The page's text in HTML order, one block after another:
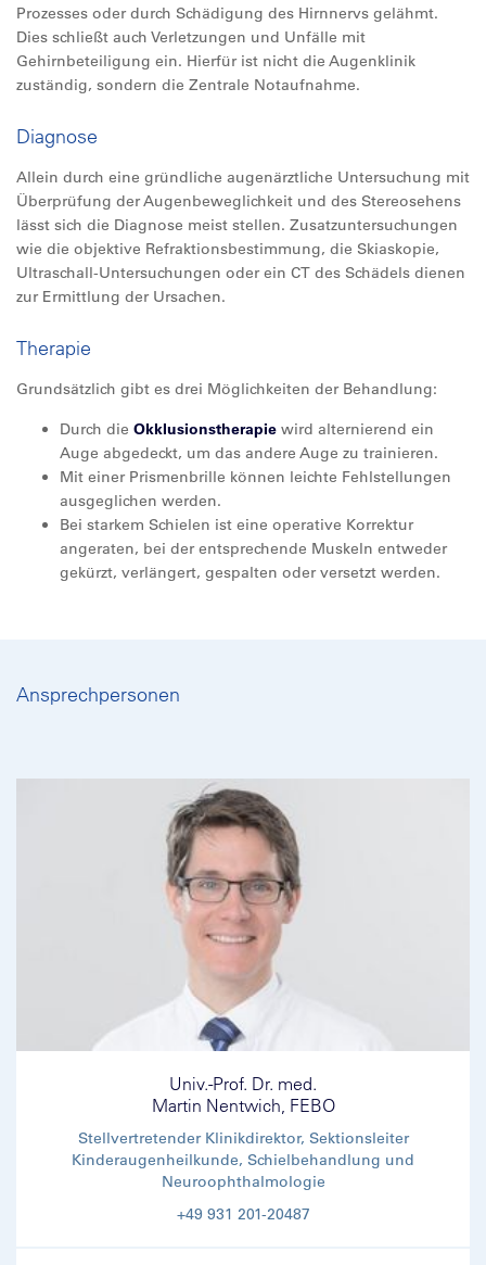
Prozesses oder durch Schädigung des Hirnnervs gelähmt.
Dies schließt auch Verletzungen und Unfälle mit
Gehirnbeteiligung ein. Hierfür ist nicht die Augenklinik
zuständig, sondern die Zentrale Notaufnahme.
Diagnose
Allein durch eine gründliche augenärztliche Untersuchung mit
Überprüfung der Augenbeweglichkeit und des Stereosehens
lässt sich die Diagnose meist stellen. Zusatzuntersuchungen
wie die objektive Refraktionsbestimmung, die Skiaskopie,
Ultraschall-Untersuchungen oder ein CT des Schädels dienen
zur Ermittlung der Ursachen.
Therapie
Grundsätzlich gibt es drei Möglichkeiten der Behandlung:
Durch die Okklusionstherapie wird alternierend ein
Auge abgedeckt, um das andere Auge zu trainieren.
Mit einer Prismenbrille können leichte Fehlstellungen
ausgeglichen werden.
Bei starkem Schielen ist eine operative Korrektur
angeraten, bei der entsprechende Muskeln entweder
gekürzt, verlängert, gespalten oder versetzt werden.
Ansprechpersonen
Univ.-Prof. Dr. med.
Martin Nentwich, FEBO
Stellvertretender Klinikdirektor, Sektionsleiter
Kinderaugenheilkunde, Schielbehandlung und
Neuroophthalmologie
+49 931 201-20487